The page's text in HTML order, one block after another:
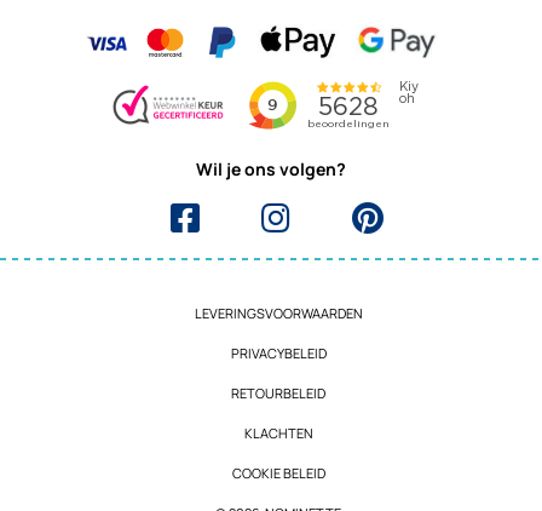
Wil je ons volgen?
LEVERINGSVOORWAARDEN
PRIVACYBELEID
RETOURBELEID
KLACHTEN
COOKIE BELEID